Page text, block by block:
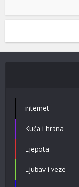
internet
Kuća i hrana
Ljepota
Ljubav i veze